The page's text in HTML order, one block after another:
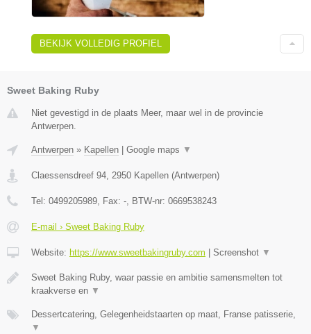
BEKIJK VOLLEDIG PROFIEL
Sweet Baking Ruby
Niet gevestigd in de plaats Meer, maar wel in de provincie
Antwerpen.
Antwerpen » Kapellen Google maps ▼
Claessensdreef 94 2950 Kapellen (Antwerpen)
Tel: 0499205989 , Fax: - , BTW-nr: 0669538243
E-mail › Sweet Baking Ruby
Website: https://www.sweetbakingruby.com Screenshot ▼
Sweet Baking Ruby, waar passie en ambitie samensmelten tot
kraakverse en ▼
Dessertcatering, Gelegenheidstaarten op maat, Franse patisserie,
▼